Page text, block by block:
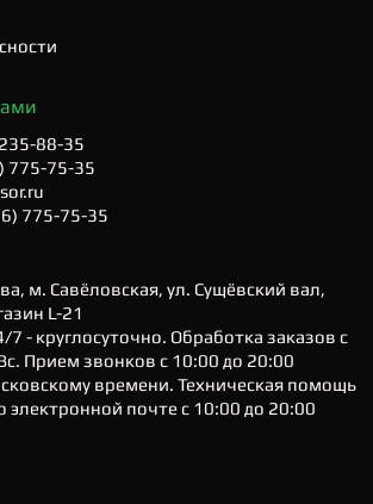
88-35
775-75-35
775-75-35
м. Савёловская, ул. Сущёвский вал,
L-21
- круглосуточно. Обработка заказов с
Прием звонков с 10:00 до 20:00
времени. Техническая помощь
электронной почте с 10:00 до 20:00